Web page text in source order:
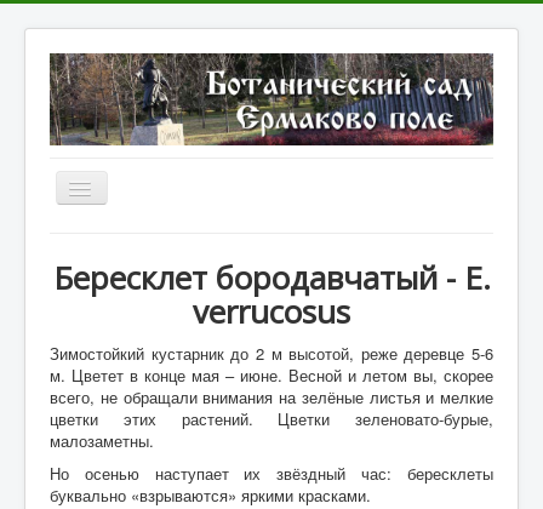
Включить/
Каталог культур
Фото парка
Видеоматериалы
Литература
Отзывы о парке
Бересклет бородавчатый - E.
verrucosus
Зимостойкий кустарник до 2 м высотой, реже деревце 5-6
м. Цветет в конце мая – июне. Весной и летом вы, скорее
всего, не обращали внимания на зелёные листья и мелкие
цветки этих растений. Цветки зеленовато-бурые,
малозаметны.
Но осенью наступает их звёздный час: бересклеты
буквально «взрываются» яркими красками.